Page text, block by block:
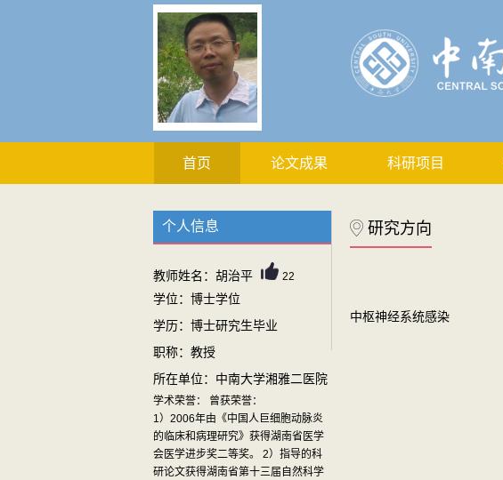
首页 论文成果 科研项目
个人信息
教师姓名：胡治平 22
学位：博士学位
学历：博士研究生毕业
职称：教授
所在单位：中南大学湘雅二医院
学术荣誉： 曾获荣誉：
1）2006年由《中国人巨细胞动脉炎
的临床和病理研究》获得湖南省医学
会医学进步奖二等奖。 2）指导的科
研论文获得湖南省第十三届自然科学
研究方向
中枢神经系统感染